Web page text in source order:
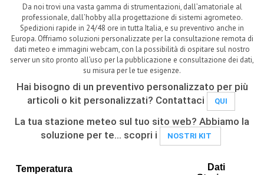
Da noi trovi una vasta gamma di strumentazioni, dall’amatoriale al
professionale, dall’hobby alla progettazione di sistemi agrometeo.
Spedizioni rapide in 24/48 ore in tutta Italia, e su preventivo anche in
Europa. Offriamo soluzioni personalizzate per la consultazione remota di
dati meteo e immagini webcam, con la possibilità di ospitare sul nostro
server un sito pronto all’uso per la pubblicazione e consultazione dei dati,
su misura per le tue esigenze.
Hai bisogno di un preventivo personalizzato per più
articoli o kit personalizzati? Contattaci
QUI
La tua stazione meteo sul tuo sito web? Abbiamo la
soluzione per te... scopri i
NOSTRI KIT